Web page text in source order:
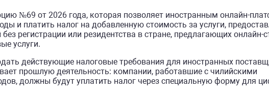
№69 от 2026 года, которая позволяет иностранным онлайн-
и платить налог на добавленную стоимость за услуги,
регистрации или резидентства в стране, предлагающих онлайн-
услуги.
действующие налоговые требования для иностранных
прошлую деятельность: компании, работавшие с чилийскими
должны будут уплатить налог через специальную форму для